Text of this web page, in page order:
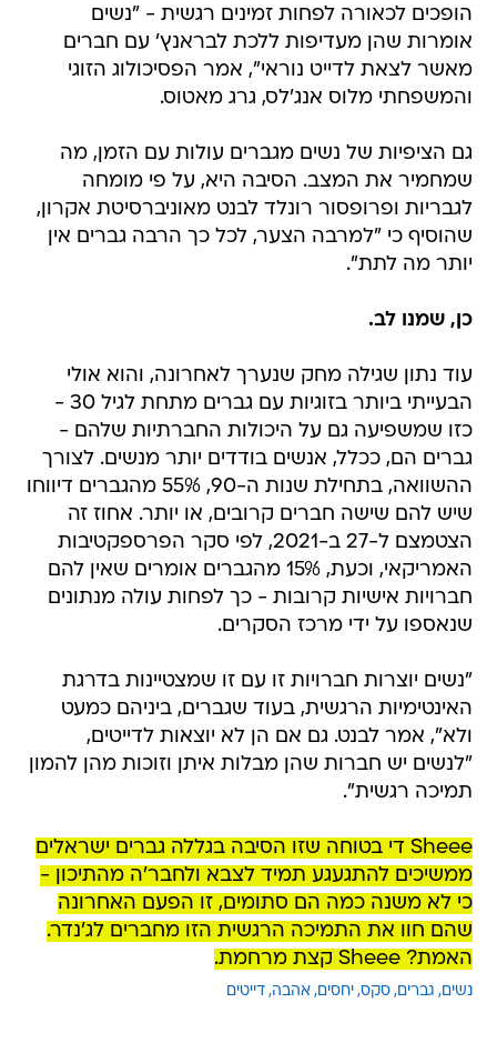
הופכים לכאורה לפחות זמינים רגשית - "נשים
אומרות שהן מעדיפות ללכת לבראנץ' עם חברים
מאשר לצאת לדייט נוראי", אמר הפסיכולוג הזוגי
והמשפחתי מלוס אנג'לס, גרג מאטוס.
גם הציפיות של נשים מגברים עולות עם הזמן, מה
שמחמיר את המצב. הסיבה היא, על פי מומחה
לגבריות ופרופסור רונלד לבנט מאוניברסיטת אקרון,
שהוסיף כי "למרבה הצער, לכל כך הרבה גברים אין
יותר מה לתת".
כן, שמנו לב.
עוד נתון שגילה מחק שנערך לאחרונה, והוא אולי
הבעייתי ביותר בזוגיות עם גברים מתחת לגיל 30 -
כזו שמשפיעה גם על היכולות החברתיות שלהם -
גברים הם, ככלל, אנשים בודדים יותר מנשים. לצורך
ההשוואה, בתחילת שנות ה-90, 55% מהגברים דיווחו
שיש להם שישה חברים קרובים, או יותר. אחוז זה
הצטמצם ל-27 ב-2021, לפי סקר הפרספקטיבות
האמריקאי, וכעת, 15% מהגברים אומרים שאין להם
חברויות אישיות קרובות - כך לפחות עולה מנתונים
שנאספו על ידי מרכז הסקרים.
"נשים יוצרות חברויות זו עם זו שמצטיינות בדרגת
האינטימיות הרגשית, בעוד שגברים, ביניהם כמעט
ולא", אמר לבנט. גם אם הן לא יוצאות לדייטים,
"לנשים יש חברות שהן מבלות איתן וזוכות מהן להמון
תמיכה רגשית".
Sheee די בטוחה שזו הסיבה בגללה גברים ישראלים
ממשיכים להתגעגע תמיד לצבא ולחבר'ה מהתיכון -
כי לא משנה כמה הם סתומים, זו הפעם האחרונה
שהם חוו את התמיכה הרגשית הזו מחברים לג'נדר.
האמת? Sheee קצת מרחמת.
נשים גברים סקס יחסים אהבה דייטים